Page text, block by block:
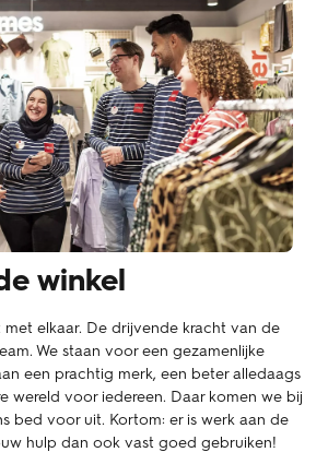
winkel
met elkaar. De drijvende kracht van de
We staan voor een gezamenlijke
een prachtig merk, een beter alledaags
wereld voor iedereen. Daar komen we bij
bed voor uit. Kortom: er is werk aan de
hulp dan ook vast goed gebruiken!